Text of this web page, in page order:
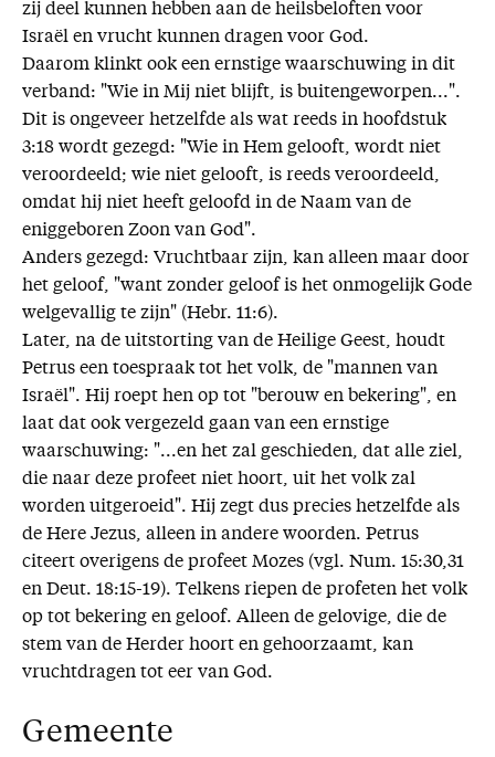
zij deel kunnen hebben aan de heilsbeloften voor
Israël en vrucht kunnen dragen voor God.
Daarom klinkt ook een ernstige waarschuwing in dit
verband: "Wie in Mij niet blijft, is buitengeworpen...".
Dit is ongeveer hetzelfde als wat reeds in hoofdstuk
3:18 wordt gezegd: "Wie in Hem gelooft, wordt niet
veroordeeld; wie niet gelooft, is reeds veroordeeld,
omdat hij niet heeft geloofd in de Naam van de
eniggeboren Zoon van God".
Anders gezegd: Vruchtbaar zijn, kan alleen maar door
het geloof, "want zonder geloof is het onmogelijk Gode
welgevallig te zijn" (Hebr. 11:6).
Later, na de uitstorting van de Heilige Geest, houdt
Petrus een toespraak tot het volk, de "mannen van
Israël". Hij roept hen op tot "berouw en bekering", en
laat dat ook vergezeld gaan van een ernstige
waarschuwing: "...en het zal geschieden, dat alle ziel,
die naar deze profeet niet hoort, uit het volk zal
worden uitgeroeid". Hij zegt dus precies hetzelfde als
de Here Jezus, alleen in andere woorden. Petrus
citeert overigens de profeet Mozes (vgl. Num. 15:30,31
en Deut. 18:15-19). Telkens riepen de profeten het volk
op tot bekering en geloof. Alleen de gelovige, die de
stem van de Herder hoort en gehoorzaamt, kan
vruchtdragen tot eer van God.
Gemeente